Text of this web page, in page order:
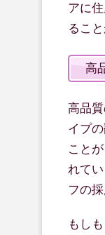
アに
るこ
高
高品
イプ
こと
れてい
フの
もし